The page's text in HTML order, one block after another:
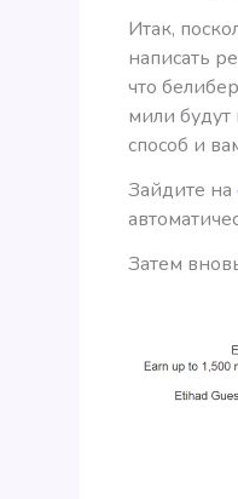
Итак,
написать
что
мили будут
способ и
Зайдите на
Затем